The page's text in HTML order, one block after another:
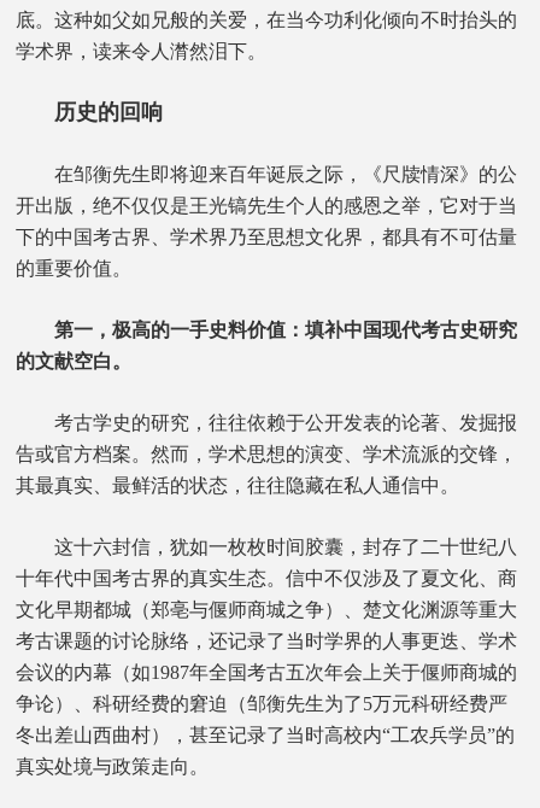
底。这种如父如兄般的关爱，在当今功利化倾向不时抬头的
学术界，读来令人潸然泪下。
历史的回响
在邹衡先生即将迎来百年诞辰之际，《尺牍情深》的公
开出版，绝不仅仅是王光镐先生个人的感恩之举，它对于当
下的中国考古界、学术界乃至思想文化界，都具有不可估量
的重要价值。
第一，极高的一手史料价值：填补中国现代考古史研究
的文献空白。
考古学史的研究，往往依赖于公开发表的论著、发掘报
告或官方档案。然而，学术思想的演变、学术流派的交锋，
其最真实、最鲜活的状态，往往隐藏在私人通信中。
这十六封信，犹如一枚枚时间胶囊，封存了二十世纪八
十年代中国考古界的真实生态。信中不仅涉及了夏文化、商
文化早期都城（郑亳与偃师商城之争）、楚文化渊源等重大
考古课题的讨论脉络，还记录了当时学界的人事更迭、学术
会议的内幕（如1987年全国考古五次年会上关于偃师商城的
争论）、科研经费的窘迫（邹衡先生为了5万元科研经费严
冬出差山西曲村），甚至记录了当时高校内“工农兵学员”的
真实处境与政策走向。